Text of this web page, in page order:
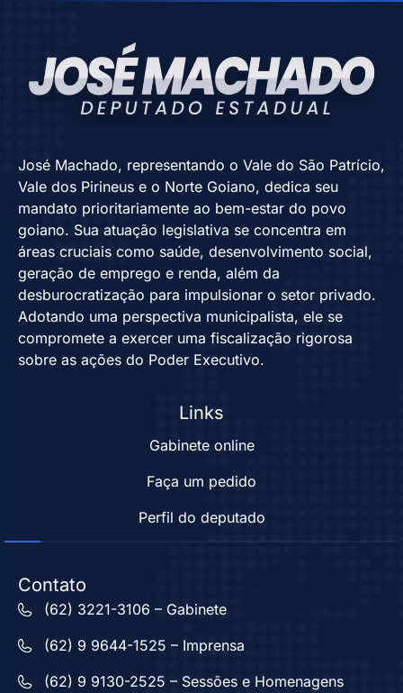
José Machado, representando o Vale do São Patrício,
Vale dos Pirineus e o Norte Goiano, dedica seu
mandato prioritariamente ao bem-estar do povo
goiano. Sua atuação legislativa se concentra em
áreas cruciais como saúde, desenvolvimento social,
geração de emprego e renda, além da
desburocratização para impulsionar o setor privado.
Adotando uma perspectiva municipalista, ele se
compromete a exercer uma fiscalização rigorosa
sobre as ações do Poder Executivo.
Links
Gabinete online
Faça um pedido
Perfil do deputado
Contato
(62) 3221-3106 – Gabinete
(62) 9 9644-1525 – Imprensa
(62) 9 9130-2525 – Sessões e Homenagens